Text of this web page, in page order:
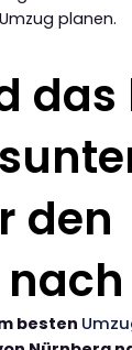
planen.
das
den
besten